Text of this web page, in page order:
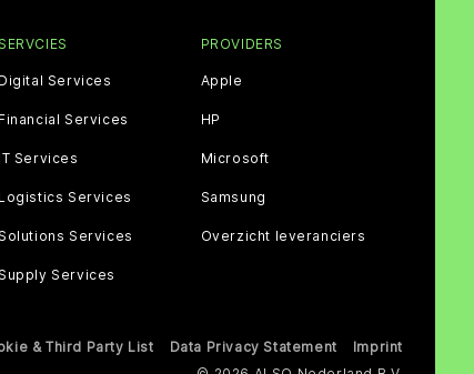
SERVCIES
Digital Services
Financial Services
IT Services
Logistics Services
Solutions Services
Supply Services
PROVIDERS
Apple
HP
Microsoft
Samsung
Overzicht leveranciers
& Third Party List Data Privacy Statement
Imprint